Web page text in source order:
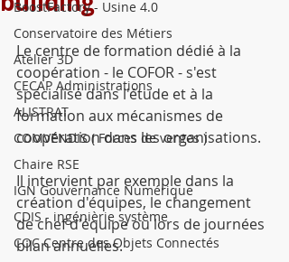
BoostFactory - Usine 4.0
Conservatoire des Métiers
Atelier 3D
CECAP Administrations
ALISTRAT
COMVENDIS ( Forces de ventes )
Chaire RSE
IGN Gouvernance Numérique
CDIS - ingénièrie système
COC Centre des Objets Connectés
Le centre de formation dédié à la
coopération - le COFOR - s'est
spécialisé dans l'étude et à la
formation aux mécanismes de
coopération dans les organisations.
Il intervient par exemple dans la
création d'équipes, le changement
de chef d'équipe ou lors de journées
bilan annuelles.